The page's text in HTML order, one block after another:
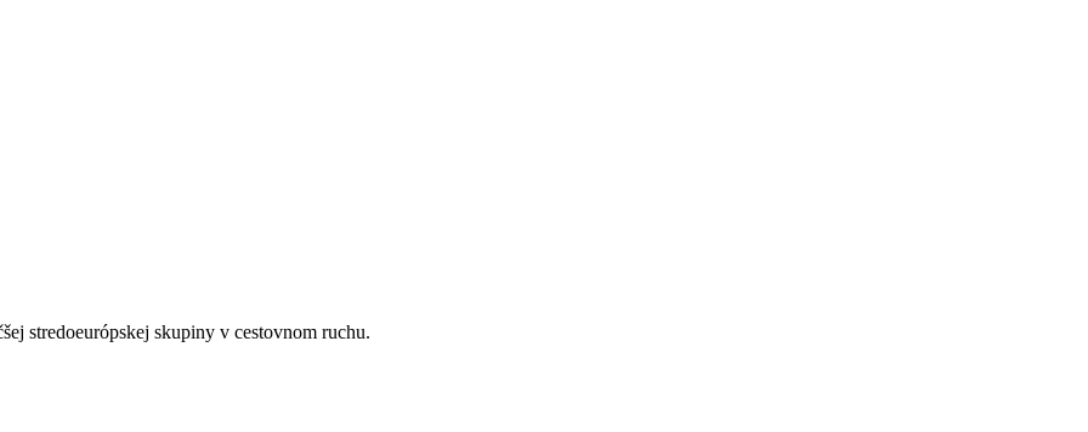
procedúr (za poplatok).
stredoeurópskej skupiny v cestovnom ruchu.